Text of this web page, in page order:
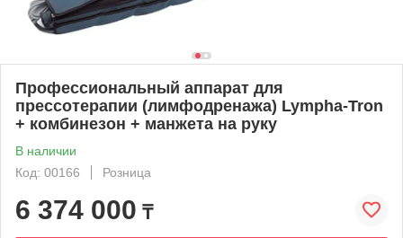
Профессиональный аппарат для
прессотерапии (лимфодренажа) Lympha-Tron
+ комбинезон + манжета на руку
В наличии
Код: 00166
Розница
6 374 000 ₸